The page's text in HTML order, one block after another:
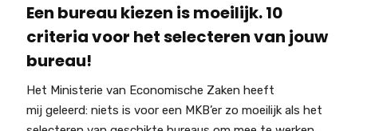
Een bureau kiezen is moeilijk. 10
criteria voor het selecteren van jouw
bureau!
Het Ministerie van Economische Zaken heeft
mij geleerd: niets is voor een MKB’er zo moeilijk als het